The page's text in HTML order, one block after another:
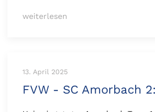
weiterlesen
13. April 2025
FVW - SC Amorbach